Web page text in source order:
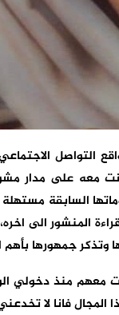
التواصل
معه على مدار
السابقة مستهلة
المنشور الى
جمهورها بأهم
معهم منذ دخولي
فانا لا تخدعني